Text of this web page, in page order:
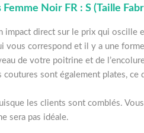
Noir FR : S (Taille
direct sur le prix qui oscille
correspond et il y a une
de votre poitrine et de
sont également plates,
les clients sont comblés. Vous
sera pas idéale.